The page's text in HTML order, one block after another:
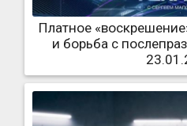
Платное
и борьба с